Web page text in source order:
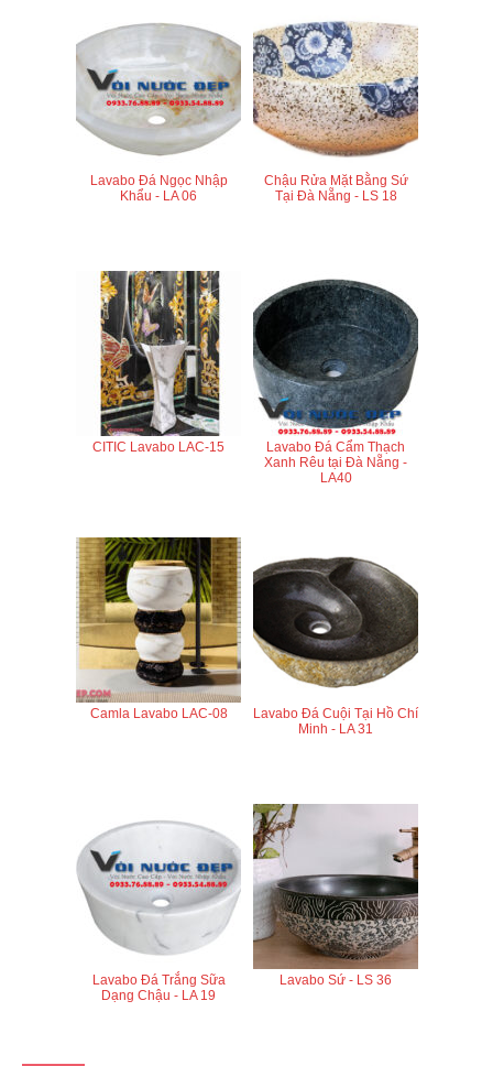
Lavabo Đá Ngọc Nhập
Khẩu - LA 06
Chậu Rửa Mặt Bằng Sứ
Tại Đà Nẵng - LS 18
CITIC Lavabo LAC-15
Lavabo Đá Cẩm Thạch
Xanh Rêu tại Đà Nẵng -
LA40
Camla Lavabo LAC-08
Lavabo Đá Cuội Tại Hồ Chí
Minh - LA 31
Lavabo Đá Trắng Sữa
Dạng Chậu - LA 19
Lavabo Sứ - LS 36